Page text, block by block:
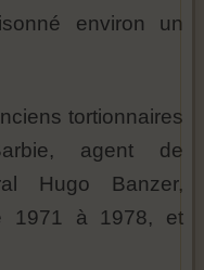
environ un
tortionnaires
agent de
Hugo Banzer,
1971 à 1978, et